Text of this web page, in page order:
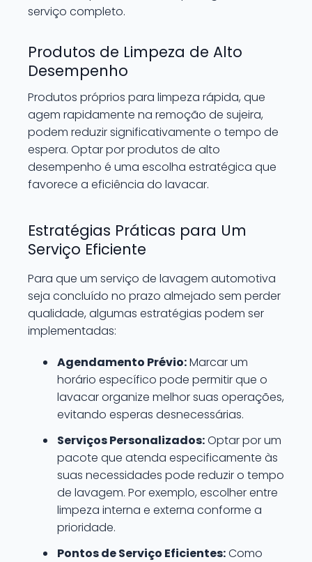
serviço completo.
Produtos de Limpeza de Alto
Desempenho
Produtos próprios para limpeza rápida, que
agem rapidamente na remoção de sujeira,
podem reduzir significativamente o tempo de
espera. Optar por produtos de alto
desempenho é uma escolha estratégica que
favorece a eficiência do lavacar.
Estratégias Práticas para Um
Serviço Eficiente
Para que um serviço de lavagem automotiva
seja concluído no prazo almejado sem perder
qualidade, algumas estratégias podem ser
implementadas:
Agendamento Prévio:Marcar um
horário específico pode permitir que o
lavacar organize melhor suas operações,
evitando esperas desnecessárias.
Serviços Personalizados:Optar por um
pacote que atenda especificamente às
suas necessidades pode reduzir o tempo
de lavagem. Por exemplo, escolher entre
limpeza interna e externa conforme a
prioridade.
Pontos de Serviço Eficientes:Como